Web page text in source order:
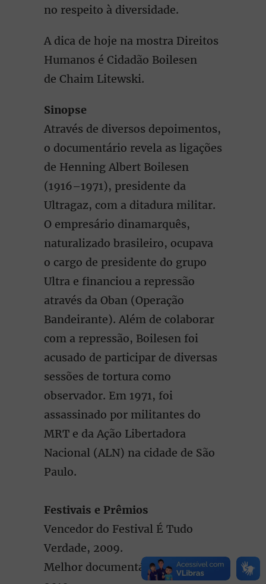
no respeito à diversidade.
A dica de hoje na mostra Direitos
Humanos é Cidadão Boilesen
de Chaim Litewski.
Sinopse
Através de diversos depoimentos,
o documentário revela as ligações
de Henning Albert Boilesen
(1916–1971), presidente da
Ultragaz, com a ditadura militar.
O empresário dinamarquês,
naturalizado brasileiro, ocupava
o cargo de presidente do grupo
Ultra e financiou a repressão
através da Oban (Operação
Bandeirante). Além de colaborar
com a repressão, Boilesen foi
acusado de participar de diversas
sessões de tortura como
observador. Em 1971, foi
assassinado por militantes do
MRT e da Ação Libertadora
Nacional (ALN) na cidade de São
Paulo.
Festivais e Prêmios
Vencedor do Festival É Tudo
Verdade, 2009.
Melhor documentário ACIE, de